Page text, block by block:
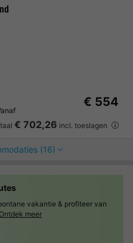
€ 554
€ 702,26 incl. toeslagen
(16)
vakantie & profiteer van
Ontdek meer